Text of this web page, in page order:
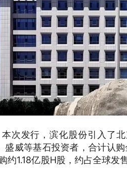
次发行，滨化股份引入了
盛威等基石投资者，合计认
约1.18亿股H股，约占全球